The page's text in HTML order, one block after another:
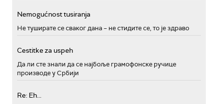
Nemogućnost tusiranja
Не туширате се сваког дана – не стидите се, то је здраво
Cestitke za uspeh
Да ли сте знали да се најбоље грамофонске ручице
производе у Србији
Re: Eh...